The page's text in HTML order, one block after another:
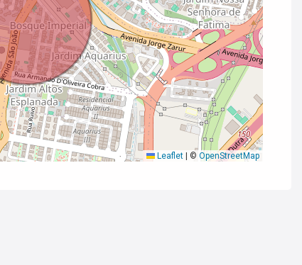
Leaflet | © OpenStreetMap